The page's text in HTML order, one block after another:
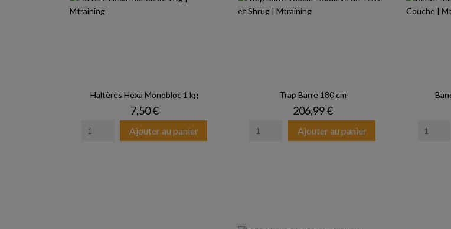
Haltères Hexa Monobloc 1 kg
Prix
7,50 €
Ajouter au panier
Trap Barre 180 cm
Prix
206,99 €
Ajouter au panier